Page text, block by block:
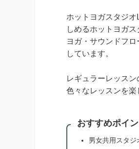
ホットヨガスタジ
しめるホットヨガ
ヨガ・サウンドフ
しています。
レギュラーレッス
色々なレッスンを楽
おすすめポイン
男女共用スタジ